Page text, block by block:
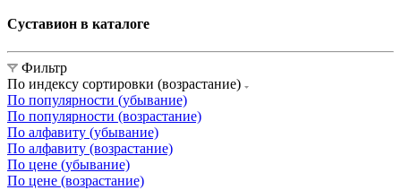
Суставион в каталоге
Фильтр
По индексу сортировки (возрастание)
По популярности (убывание)
По популярности (возрастание)
По алфавиту (убывание)
По алфавиту (возрастание)
По цене (убывание)
По цене (возрастание)